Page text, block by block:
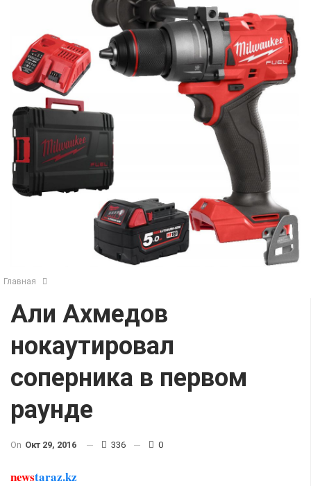
Главная
Али Ахмедов
нокаутировал
соперника в первом
раунде
On Окт 29, 2016 336 0
newstaraz.kz